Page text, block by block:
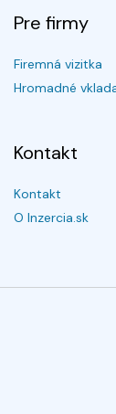
Pre firmy
Firemná vizitka
Hromadné
Kontakt
Kontakt
O Inzercia.sk